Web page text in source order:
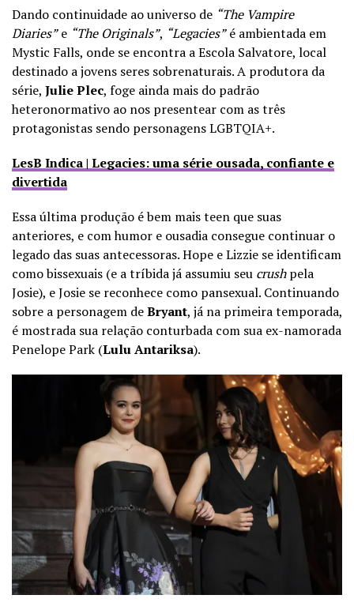
Dando continuidade ao universo de “The Vampire
Diaries”e “The Originals”, “Legacies”é ambientada em
Mystic Falls, onde se encontra a Escola Salvatore, local
destinado a jovens seres sobrenaturais. A produtora da
série, Julie Plec, foge ainda mais do padrão
heteronormativo ao nos presentear com as três
protagonistas sendo personagens LGBTQIA+.
LesB Indica | Legacies: uma série ousada, confiante e
divertida
Essa última produção é bem mais teen que suas
anteriores, e com humor e ousadia consegue continuar o
legado das suas antecessoras. Hope e Lizzie se identificam
como bissexuais (e a tríbida já assumiu seu crushpela
Josie), e Josie se reconhece como pansexual. Continuando
sobre a personagem deBryant, já na primeira temporada,
é mostrada sua relação conturbada com sua ex-namorada
Penelope Park (Lulu Antariksa).